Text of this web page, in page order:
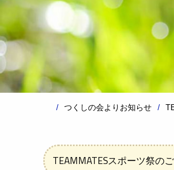
つくしの会よりお知らせ
TEAMMATESスポーツ祭の